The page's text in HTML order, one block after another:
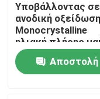
Υποβάλλοντας σε
ανοδική οξείδωση
Monocrystalline
ηλιακή πλήρης
επιτροπή
ενότητας 182
Αποστολή